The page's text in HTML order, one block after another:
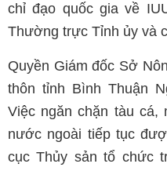
chỉ đạo quốc gia về
Thường trực Tỉnh ủy và
Quyền Giám đốc Sở
thôn tỉnh Bình Thuận
Việc ngăn chặn tàu cá,
nước ngoài tiếp tục
cục Thủy sản tổ chức